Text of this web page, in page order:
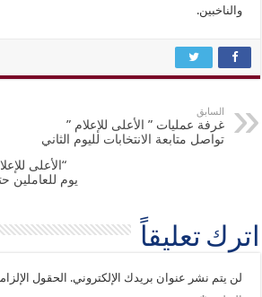
والناخبين.
السابق
غرفة عمليات ” الأعلى للإعلام ”
تواصل متابعة الانتخابات لليوم الثاني
“الأعلى
يوم للعاملين
اترك تعليقاً
لن يتم نشر عنوان بريدك الإلكتروني. الحقول